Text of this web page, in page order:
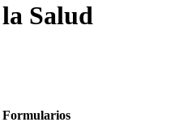
Salud
Formularios